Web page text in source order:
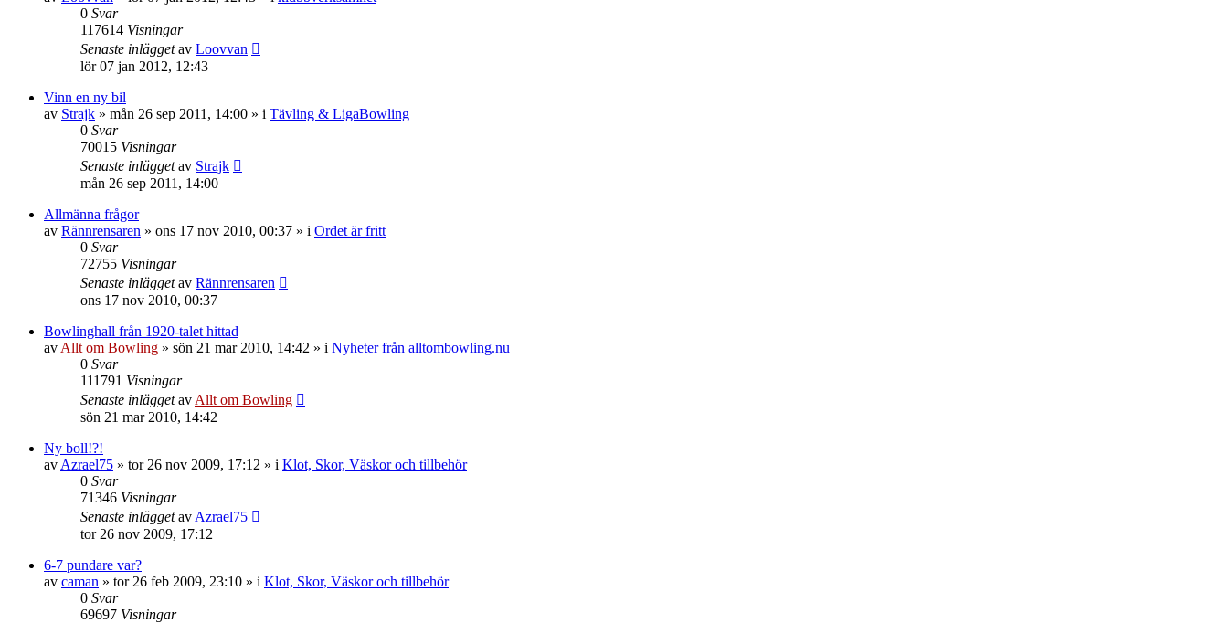
0 Svar
117614 Visningar
Senaste inläggetav Loovvan
lör 07 jan 2012, 12:43
Vinn en ny bil
av Strajk » mån 26 sep 2011, 14:00 » i Tävling & LigaBowling
0 Svar
70015 Visningar
Senaste inläggetav Strajk
mån 26 sep 2011, 14:00
Allmänna frågor
av Rännrensaren » ons 17 nov 2010, 00:37 » i Ordet är fritt
0 Svar
72755 Visningar
Senaste inläggetav Rännrensaren
ons 17 nov 2010, 00:37
Bowlinghall från 1920-talet hittad
av Allt om Bowling » sön 21 mar 2010, 14:42 » i Nyheter från alltombowling.nu
0 Svar
111791 Visningar
Senaste inläggetav Allt om Bowling
sön 21 mar 2010, 14:42
Ny boll!?!
av Azrael75 » tor 26 nov 2009, 17:12 » i Klot, Skor, Väskor och tillbehör
0 Svar
71346 Visningar
Senaste inläggetav Azrael75
tor 26 nov 2009, 17:12
6-7 pundare var?
av caman » tor 26 feb 2009, 23:10 » i Klot, Skor, Väskor och tillbehör
0 Svar
69697 Visningar